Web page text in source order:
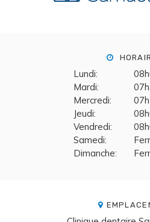
Lundi:
Mardi:
Mercredi:
Jeudi:
Vendredi:
Samedi:
Dimanche: